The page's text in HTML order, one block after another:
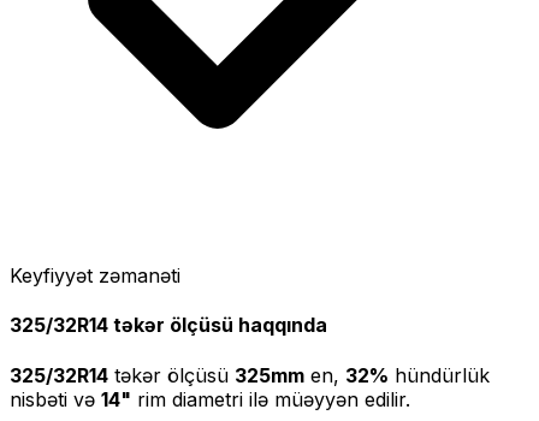
Keyfiyyət zəmanəti
325/32R14 təkər ölçüsü haqqında
325/32R14 təkər ölçüsü 325mm en, 32% hündürlük
nisbəti və 14" rim diametri ilə müəyyən edilir.